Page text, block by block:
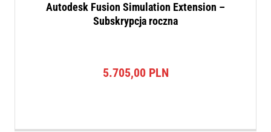
Autodesk Fusion Simulation Extension –
Subskrypcja roczna
5.705,00 PLN